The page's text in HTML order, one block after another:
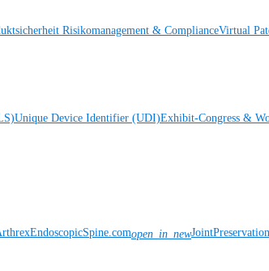
Risikomanagement & ComplianceVirtual
Unique Device Identifier (UDI)Exhibit-Congress &
open_in_new